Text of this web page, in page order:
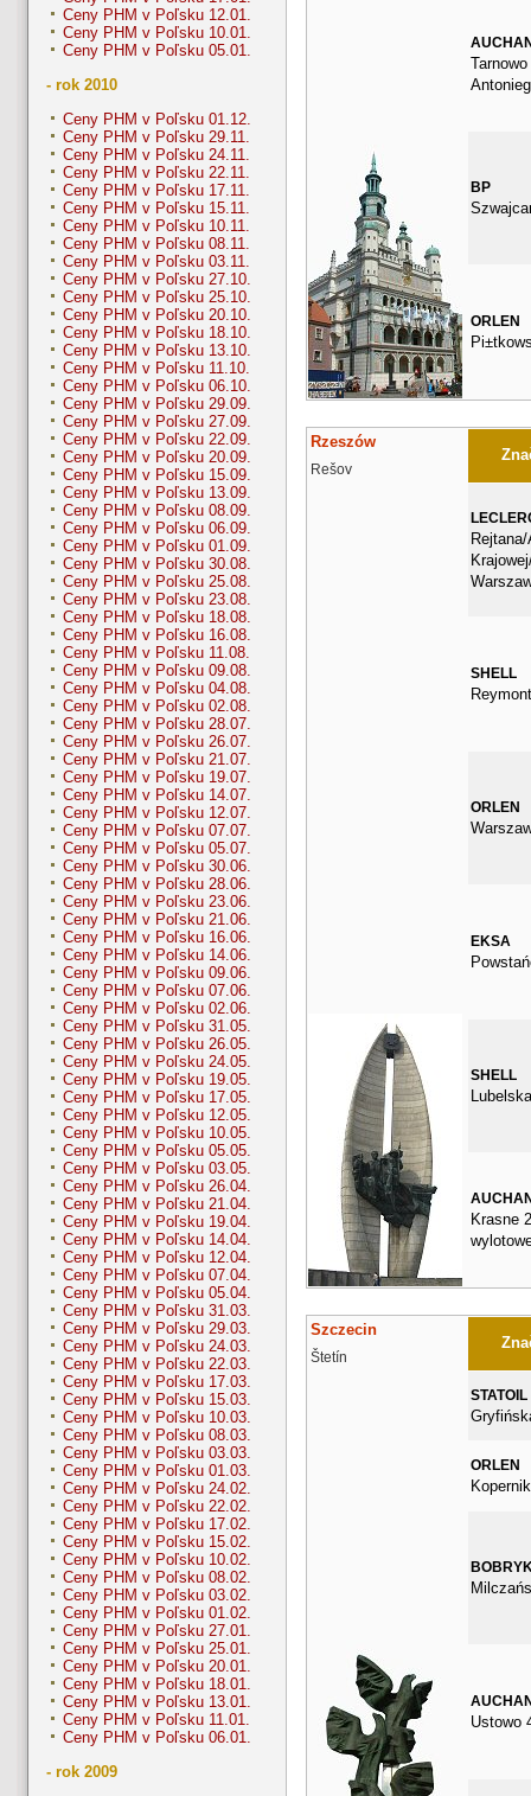
Ceny PHM v Poľsku 12.01.
Ceny PHM v Poľsku 10.01.
Ceny PHM v Poľsku 05.01.
- rok 2010
Ceny PHM v Poľsku 01.12.
Ceny PHM v Poľsku 29.11.
Ceny PHM v Poľsku 24.11.
Ceny PHM v Poľsku 22.11.
Ceny PHM v Poľsku 17.11.
Ceny PHM v Poľsku 15.11.
Ceny PHM v Poľsku 10.11.
Ceny PHM v Poľsku 08.11.
Ceny PHM v Poľsku 03.11.
Ceny PHM v Poľsku 27.10.
Ceny PHM v Poľsku 25.10.
Ceny PHM v Poľsku 20.10.
Ceny PHM v Poľsku 18.10.
Ceny PHM v Poľsku 13.10.
Ceny PHM v Poľsku 11.10.
Ceny PHM v Poľsku 06.10.
Ceny PHM v Poľsku 29.09.
Ceny PHM v Poľsku 27.09.
Ceny PHM v Poľsku 22.09.
Ceny PHM v Poľsku 20.09.
Ceny PHM v Poľsku 15.09.
Ceny PHM v Poľsku 13.09.
Ceny PHM v Poľsku 08.09.
Ceny PHM v Poľsku 06.09.
Ceny PHM v Poľsku 01.09.
Ceny PHM v Poľsku 30.08.
Ceny PHM v Poľsku 25.08.
Ceny PHM v Poľsku 23.08.
Ceny PHM v Poľsku 18.08.
Ceny PHM v Poľsku 16.08.
Ceny PHM v Poľsku 11.08.
Ceny PHM v Poľsku 09.08.
Ceny PHM v Poľsku 04.08.
Ceny PHM v Poľsku 02.08.
Ceny PHM v Poľsku 28.07.
Ceny PHM v Poľsku 26.07.
Ceny PHM v Poľsku 21.07.
Ceny PHM v Poľsku 19.07.
Ceny PHM v Poľsku 14.07.
Ceny PHM v Poľsku 12.07.
Ceny PHM v Poľsku 07.07.
Ceny PHM v Poľsku 05.07.
Ceny PHM v Poľsku 30.06.
Ceny PHM v Poľsku 28.06.
Ceny PHM v Poľsku 23.06.
Ceny PHM v Poľsku 21.06.
Ceny PHM v Poľsku 16.06.
Ceny PHM v Poľsku 14.06.
Ceny PHM v Poľsku 09.06.
Ceny PHM v Poľsku 07.06.
Ceny PHM v Poľsku 02.06.
Ceny PHM v Poľsku 31.05.
Ceny PHM v Poľsku 26.05.
Ceny PHM v Poľsku 24.05.
Ceny PHM v Poľsku 19.05.
Ceny PHM v Poľsku 17.05.
Ceny PHM v Poľsku 12.05.
Ceny PHM v Poľsku 10.05.
Ceny PHM v Poľsku 05.05.
Ceny PHM v Poľsku 03.05.
Ceny PHM v Poľsku 26.04.
Ceny PHM v Poľsku 21.04.
Ceny PHM v Poľsku 19.04.
Ceny PHM v Poľsku 14.04.
Ceny PHM v Poľsku 12.04.
Ceny PHM v Poľsku 07.04.
Ceny PHM v Poľsku 05.04.
Ceny PHM v Poľsku 31.03.
Ceny PHM v Poľsku 29.03.
Ceny PHM v Poľsku 24.03.
Ceny PHM v Poľsku 22.03.
Ceny PHM v Poľsku 17.03.
Ceny PHM v Poľsku 15.03.
Ceny PHM v Poľsku 10.03.
Ceny PHM v Poľsku 08.03.
Ceny PHM v Poľsku 03.03.
Ceny PHM v Poľsku 01.03.
Ceny PHM v Poľsku 24.02.
Ceny PHM v Poľsku 22.02.
Ceny PHM v Poľsku 17.02.
Ceny PHM v Poľsku 15.02.
Ceny PHM v Poľsku 10.02.
Ceny PHM v Poľsku 08.02.
Ceny PHM v Poľsku 03.02.
Ceny PHM v Poľsku 01.02.
Ceny PHM v Poľsku 27.01.
Ceny PHM v Poľsku 25.01.
Ceny PHM v Poľsku 20.01.
Ceny PHM v Poľsku 18.01.
Ceny PHM v Poľsku 13.01.
Ceny PHM v Poľsku 11.01.
Ceny PHM v Poľsku 06.01.
- rok 2009
Tarnowo
BP
ORLEN
Rzeszów
Rešov
SHELL
ORLEN
EKSA
SHELL
Krasne
Szczecin
Štetín
STATOIL
ORLEN
Ustowo